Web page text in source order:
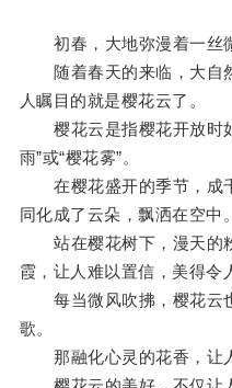
初春，大地弥漫着一丝
随着春天的来临，大自
人瞩目的就是樱花云了。
樱花云是指樱花开放时
雨”或“樱花雾”。
在樱花盛开的季节，成
同化成了云朵，飘洒在空中。
站在樱花树下，漫天的
霞，让人难以置信，美得令
每当微风吹拂，樱花云
歌。
那融化心灵的花香，让人